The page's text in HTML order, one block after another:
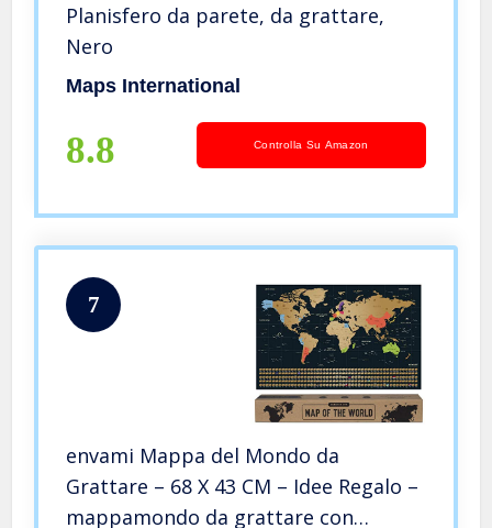
Planisfero da parete, da grattare,
Nero
Maps International
8.8 Controlla Su Amazon
7
envami Mappa del Mondo da
Grattare – 68 X 43 CM – Idee Regalo –
mappamondo da grattare con